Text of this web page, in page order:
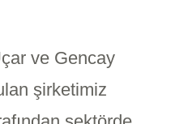
ve Gencay
şirketimiz